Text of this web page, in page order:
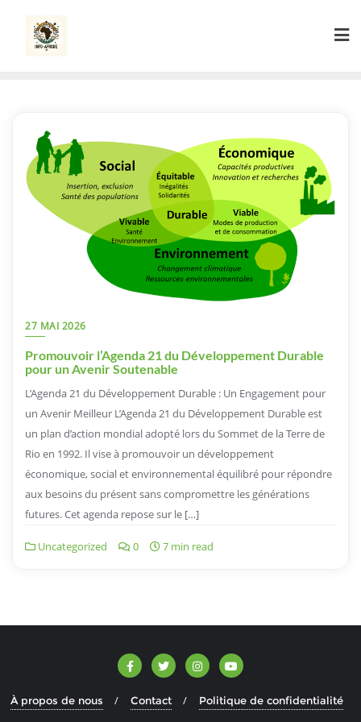
content
27 MAI 2026
Promouvoir l’Agenda 21 du Développement Durable
pour un Avenir Soutenable
L’Agenda 21 du Développement Durable : Un Engagement pour
un Avenir Meilleur L’Agenda 21 du Développement Durable est
un plan d’action mondial adopté lors du Sommet de la Terre de
Rio en 1992. Il vise à promouvoir un développement
économique, social et environnemental équilibré pour répondre
aux besoins du présent sans compromettre les générations
futures. Cet agenda repose sur le […]
Uncategorized 0 7 min read
À propos de nous Contact Politique de confidentialité